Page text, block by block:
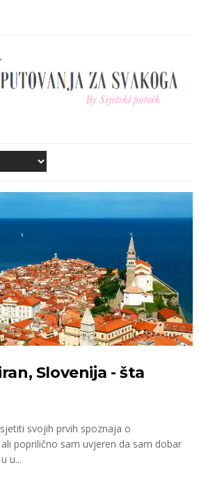
Slovenija - šta
svojih prvih spoznaja o
poprilično sam uvjeren da sam dobar
u...